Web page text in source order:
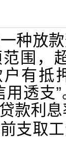
种放
围，
有抵
用透支
款利
支取